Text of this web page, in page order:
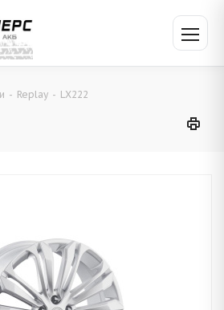
- Replay - LX222